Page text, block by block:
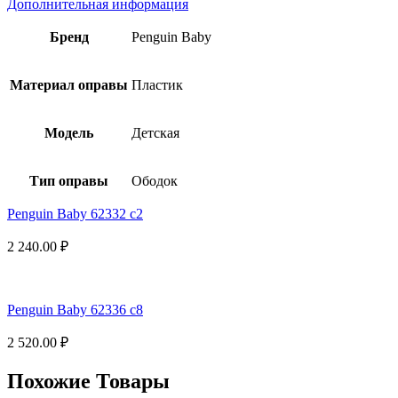
Дополнительная информация
Бренд Penguin Baby
Материал оправы Пластик
Модель Детская
Тип оправы Ободок
Penguin Baby 62332 c2
2 240.00 ₽
Penguin Baby 62336 c8
2 520.00 ₽
Похожие Товары